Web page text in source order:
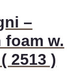
–
foam w.
2513 )